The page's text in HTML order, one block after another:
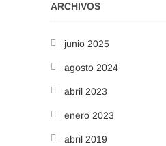
ARCHIVOS
junio 2025
agosto 2024
abril 2023
enero 2023
abril 2019